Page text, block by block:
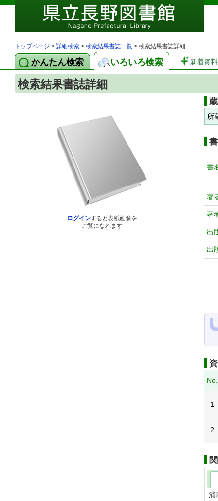
トップページ > 詳細検索 > 検索結果書誌一覧 > 検索結果書誌詳細
かんたん検索 いろいろ検索 新着資料
検索結果書誌詳細
ログインすると表紙画像を
ご覧になれます
所
書
著
著
出
出
No.
1
2
浦